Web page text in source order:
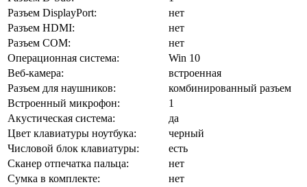
Разъем DisplayPort:
нет
Разъем HDMI:
нет
Разъем COM:
нет
Операционная система:
Win 10
Веб-камера:
встроенная
Разъем для наушников:
комбинированный разъем
Встроенный микрофон:
1
Акустическая система:
да
Цвет клавиатуры ноутбука:
черный
Числовой блок клавиатуры:
есть
Сканер отпечатка пальца:
нет
Сумка в комплекте:
нет